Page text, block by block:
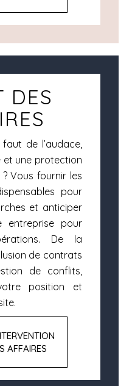
DES
de l’audace,
et une protection
Vous fournir les
pour
et anticiper
entreprise pour
De la
de contrats
de conflits,
position et
AFFAIRES